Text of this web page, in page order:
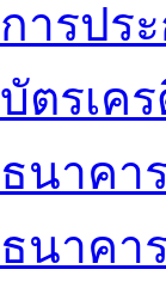
การปร
บัตรเค
ธนาคา
ธนาคา